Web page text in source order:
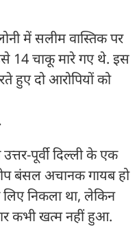
में सलीम वास्तिक पर
14 चाकू मारे गए थे. इस
हुए दो आरोपियों को
पूर्वी दिल्ली के एक
बंसल अचानक गायब हो
निकला था, लेकिन
कभी खत्म नहीं हुआ.